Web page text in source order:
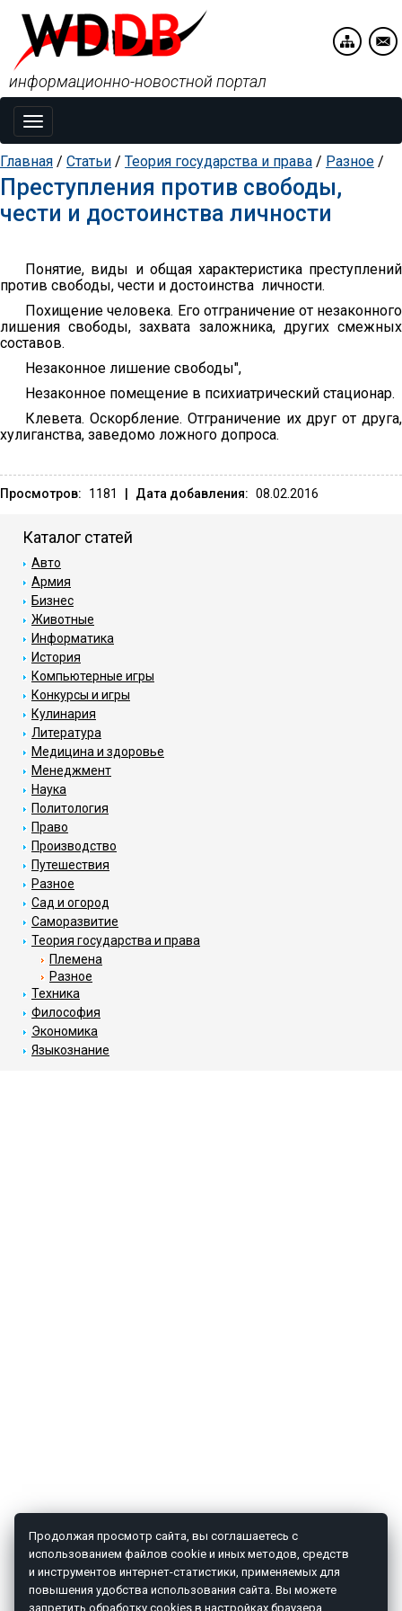
Toggle
navigation
информационно-новостной портал
Главная / Статьи / Теория государства и права / Разное /
Преступления против свободы,
чести и достоинства личности
Понятие, виды и общая характеристика преступлений
против свободы, чести и достоинства личности.
Похищение человека. Его отграничение от незаконного
лишения свободы, захвата заложника, других смежных
составов.
Незаконное лишение свободы",
Незаконное помещение в психиатрический стационар.
Клевета. Оскорбление. Отграничение их друг от друга,
хулиганства, заведомо ложного допроса.
Просмотров: 1181 Дата добавления: 08.02.2016
Каталог статей
Авто
Армия
Бизнес
Животные
Информатика
История
Компьютерные игры
Конкурсы и игры
Кулинария
Литература
Медицина и здоровье
Менеджмент
Наука
Политология
Право
Производство
Путешествия
Разное
Сад и огород
Саморазвитие
Теория государства и права
Племена
Разное
Техника
Философия
Экономика
Языкознание
Продолжая просмотр сайта, вы соглашаетесь с
использованием файлов cookie и иных методов, средств
и инструментов интернет-статистики, применяемых для
повышения удобства использования сайта. Вы можете
запретить обработку cookies в настройках браузера.